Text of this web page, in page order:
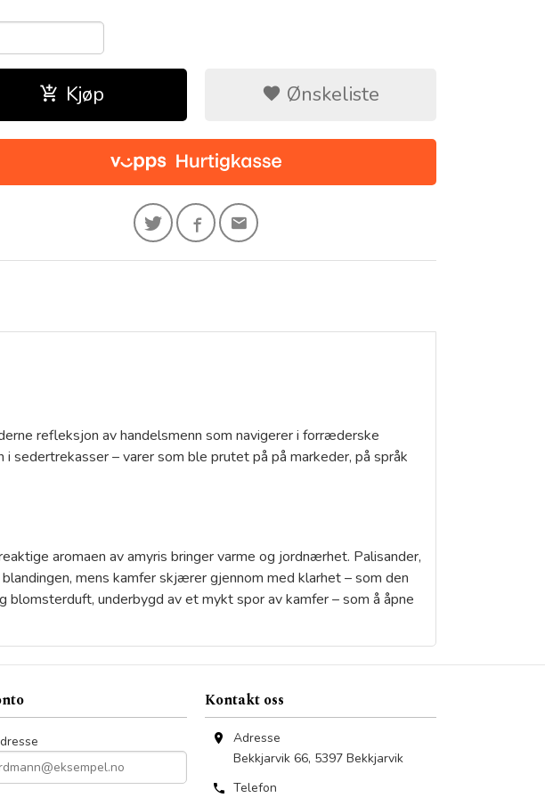
Kjøp Ønskeliste
refleksjon av handelsmenn som navigerer i forræderske
sedertrekasser – varer som ble prutet på på markeder, på språk
aromaen av amyris bringer varme og jordnærhet. Palisander,
mens kamfer skjærer gjennom med klarhet – som den
underbygd av et mykt spor av kamfer – som å åpne
Kontakt oss
Adresse
Bekkjarvik 66, 5397 Bekkjarvik
Telefon